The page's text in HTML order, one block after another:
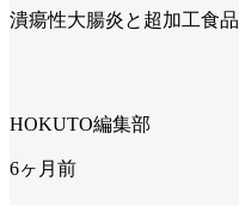
潰瘍性大腸炎と超加工食
HOKUTO編集部
6ヶ月前